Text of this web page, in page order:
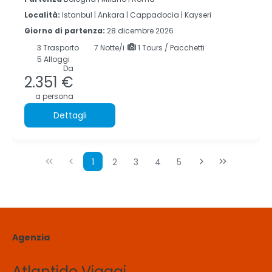
Località: Istanbul | Ankara | Cappadocia | Kayseri
Giorno di partenza: 28 dicembre 2026
3 Trasporto 7 Notte/i
1 Tours / Pacchetti
5 Alloggi
Da
2.351 €
a persona
Dettagli
1 2 3 4 5
Agenzia